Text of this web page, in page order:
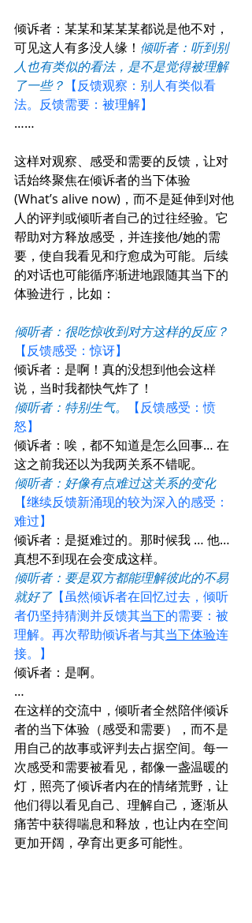
倾诉者：某某和某某某都说是他不对，
可见这人有多没人缘！ 倾听者：听到别
人也有类似的看法，是不是觉得被理解
了一些？ 【反馈观察：别人有类似看
法。反馈需要：被理解】
……
这样对观察、感受和需要的反馈，让对
话始终聚焦在倾诉者的当下体验
(What’s alive now)，而不是延伸到对他
人的评判或倾听者自己的过往经验。它
帮助对方释放感受，并连接他/她的需
要，使自我看见和疗愈成为可能。后续
的对话也可能循序渐进地跟随其当下的
体验进行，比如：
倾听者：很吃惊收到对方这样的反应？
【反馈感受：惊讶】
倾诉者：是啊！真的没想到他会这样
说，当时我都快气炸了！
倾听者：特别生气。
【反馈感受：愤
怒】
倾诉者：唉，都不知道是怎么回事… 在
这之前我还以为我两关系不错呢。
倾听者：好像有点难过这关系的变化
【继续反馈新涌现的较为深入的感受：
难过】
倾诉者：是挺难过的。那时候我 … 他…
真想不到现在会变成这样。
倾听者：要是双方都能理解彼此的不易
就好了【虽然倾诉者在回忆过去，倾听
者仍坚持猜测并反馈其当下的需要：被
理解。再次帮助倾诉者与其当下体验连
接。】
倾诉者：是啊。
…
在这样的交流中，倾听者全然陪伴倾诉
者的当下体验（感受和需要），而不是
用自己的故事或评判去占据空间。每一
次感受和需要被看见，都像一盏温暖的
灯，照亮了倾诉者内在的情绪荒野，让
他们得以看见自己、理解自己，逐渐从
痛苦中获得喘息和释放，也让内在空间
更加开阔，孕育出更多可能性。